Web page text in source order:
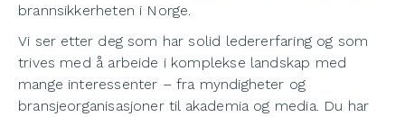
brannsikkerheten i Norge.
Vi ser etter deg som har solid ledererfaring og som
trives med å arbeide i komplekse landskap med
mange interessenter – fra myndigheter og
bransjeorganisasjoner til akademia og media. Du har